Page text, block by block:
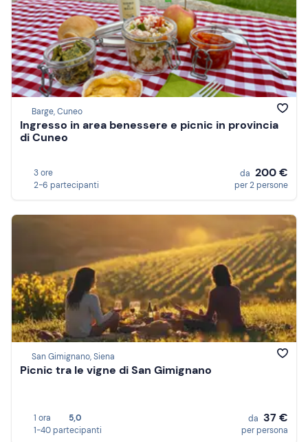
Barge, Cuneo
Ingresso in area benessere e picnic in provincia
di Cuneo
3 ore
2-6 partecipanti
da 200 €
per 2 persone
San Gimignano, Siena
Picnic tra le vigne di San Gimignano
1 ora
5,0
1-40 partecipanti
da 37 €
per persona